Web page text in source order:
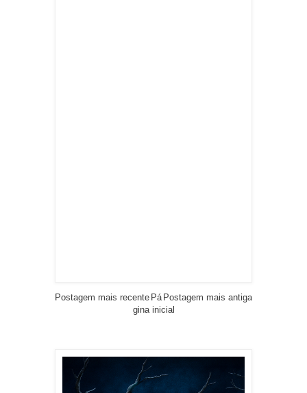
Postagem mais recente Postagem mais antiga
Pá
gina inicial